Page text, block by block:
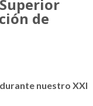
de
nuestro XXI